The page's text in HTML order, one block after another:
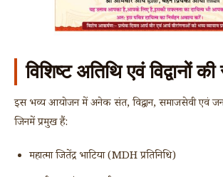
विशिष्ट अतिथि एवं विद्वानों
इस भव्य आयोजन में अनेक संत, विद्वान, समाजसेवी एवं
जिनमें प्रमुख हैं:
महात्मा जितेंद्र भाटिया (MDH प्रतिनिधि)